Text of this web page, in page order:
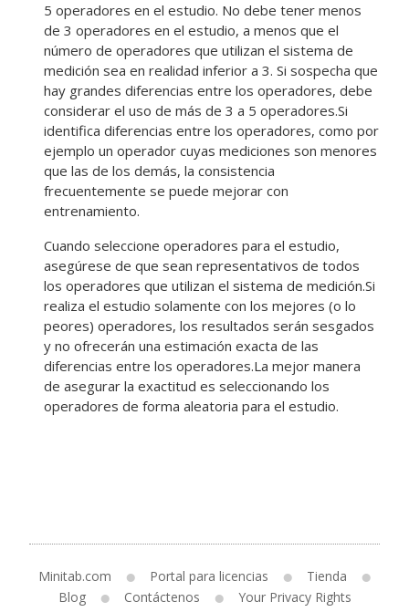
5 operadores en el estudio. No debe tener menos
de 3 operadores en el estudio, a menos que el
número de operadores que utilizan el sistema de
medición sea en realidad inferior a 3. Si sospecha que
hay grandes diferencias entre los operadores, debe
considerar el uso de más de 3 a 5 operadores.Si
identifica diferencias entre los operadores, como por
ejemplo un operador cuyas mediciones son menores
que las de los demás, la consistencia
frecuentemente se puede mejorar con
entrenamiento.
Cuando seleccione operadores para el estudio,
asegúrese de que sean representativos de todos
los operadores que utilizan el sistema de medición.Si
realiza el estudio solamente con los mejores (o lo
peores) operadores, los resultados serán sesgados
y no ofrecerán una estimación exacta de las
diferencias entre los operadores.La mejor manera
de asegurar la exactitud es seleccionando los
operadores de forma aleatoria para el estudio.
Minitab.com Portal para licencias
Tienda
Blog
Contáctenos Your Privacy Rights